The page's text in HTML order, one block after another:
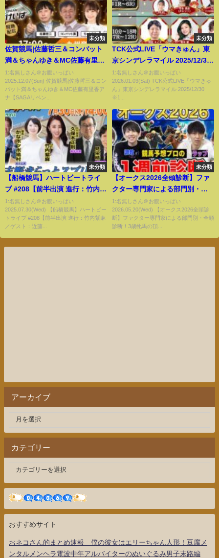
未分類
佐賀競馬|佐藤哲三＆コンバット
満＆ちゃんゆき＆MC佐藤有里香
アナ【SAGAリベンジャーズ】5
＃76
1:名無しさん＠お腹いっぱい
2025.12.07(Sun) 佐賀競馬|佐藤哲三＆コン
バット満＆ちゃんゆき＆MC佐藤有里香ア
ナ【SAGAリベン...
未分類
TCK公式LIVE「ウマきゅん」東
京シンデレラマイル 2025/12/30
※10時30分配信開始・出演者登
場
1:名無しさん＠お腹いっぱい
2026.01.03(Sat) TCK公式LIVE「ウマきゅ
ん」東京シンデレラマイル 2025/12/30
※1...
未分類
【船橋競馬】ハートビートライ
ブ #208【前半出演 進行：竹内紫
麻／ゲスト：近藤夢／解説：か
なポッポ鳩村（勝馬）】【後半
出演 進行：竹内紫麻／ゲスト：
刊競馬）】
1:名無しさん＠お腹いっぱい
2025.07.30(Wed) 【船橋競馬】ハートビー
トライブ #208【前半出演 進行：竹内紫麻
／ゲスト：近藤...
未分類
【オークス2026全頭診断】ファ
クター専門家による部門別・全
頭診断！3歳牝馬の頂点を決める
1戦！あの馬がまさかの評価
に…！？
1:名無しさん＠お腹いっぱい
2026.05.20(Wed) 【オークス2026全頭診
断】ファクター専門家による部門別・全頭
診断！3歳牝馬の頂...
アーカイブ
カテゴリー
おすすめサイト
おネコさん的まとめ速報 僕の彼女はエリーちゃん人形！豆腐メ
ンタルメンヘラ電波中年アルバイターのぬいぐるみ男子末路編